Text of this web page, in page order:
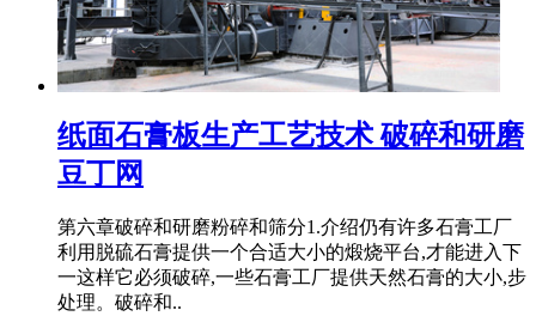
纸面石膏板生产工艺技术 破碎和研磨
豆丁网
第六章破碎和研磨粉碎和筛分1.介绍仍有许多石膏工厂
利用脱硫石膏提供一个合适大小的煅烧平台,才能进入下
一这样它必须破碎,一些石膏工厂提供天然石膏的大小,步
处理。破碎和..